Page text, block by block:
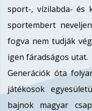
sport-, vízilabda- és
sportembert
fogva nem tudják
igen fáradságos utat.
Generációk óta
játékosok
bajnok magyar